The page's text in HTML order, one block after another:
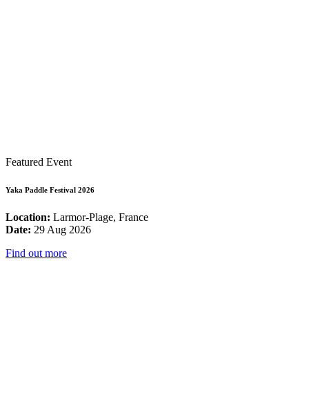
Featured Event
Yaka Paddle Festival 2026
Location: Larmor-Plage, France
Date: 29 Aug 2026
Find out more